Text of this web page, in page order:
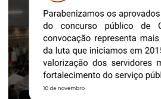
Guamaré
SINDSERG